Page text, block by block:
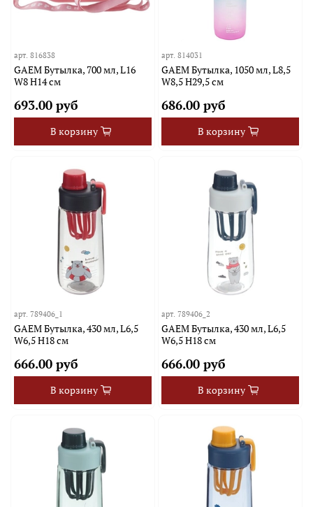
арт.816838
GAEM Бутылка, 700 мл, L16
W8 H14 см
693.00 руб
В корзину
арт. 814031
GAEM Бутылка, 1050 мл, L8,5
W8,5 H29,5 см
686.00 руб
В корзину
арт.789406_1
GAEM Бутылка, 430 мл, L6,5
W6,5 H18 см
666.00 руб
В корзину
арт. 789406_2
GAEM Бутылка, 430 мл, L6,5
W6,5 H18 см
666.00 руб
В корзину